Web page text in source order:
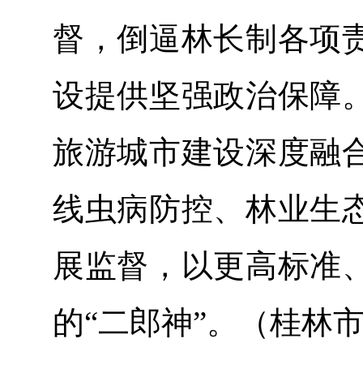
督，倒逼林长制各项
设提供坚强政治保障
旅游城市建设深度融
线虫病防控、林业生
展监督，以更高标准
的“二郎神”。（桂林